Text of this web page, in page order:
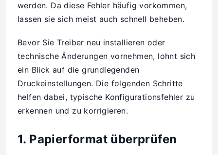
werden. Da diese Fehler häufig vorkommen,
lassen sie sich meist auch schnell beheben.
Bevor Sie Treiber neu installieren oder
technische Änderungen vornehmen, lohnt sich
ein Blick auf die grundlegenden
Druckeinstellungen. Die folgenden Schritte
helfen dabei, typische Konfigurationsfehler zu
erkennen und zu korrigieren.
1. Papierformat überprüfen